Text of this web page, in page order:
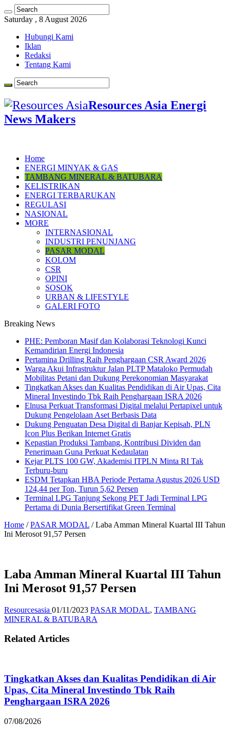
Saturday , 8 August 2026
Hubungi Kami
Iklan
Redaksi
Tentang Kami
Resources Asia Energi
News Makers
Home
ENERGI MINYAK & GAS
TAMBANG MINERAL & BATUBARA
KELISTRIKAN
ENERGI TERBARUKAN
REGULASI
NASIONAL
MORE
INTERNASIONAL
INDUSTRI PENUNJANG
PASAR MODAL
KOLOM
CSR
OPINI
SOSOK
URBAN & LIFESTYLE
GALERI FOTO
Breaking News
PHE: Pemboran Masif dan Kolaborasi Teknologi Kunci
Kemandirian Energi Indonesia
Pertamina Drilling Raih Penghargaan CSR Award 2026
Warga Akui Infrastruktur Jalan PLTP Mataloko Permudah
Mobilitas Petani dan Dukung Perekonomian Masyarakat
Tingkatkan Akses dan Kualitas Pendidikan di Air Upas, Cita
Mineral Investindo Tbk Raih Penghargaan ISRA 2026
Elnusa Perkuat Transformasi Digital melalui Pertapixel untuk
Dukung Pengelolaan Aset Berbasis Data
Dukung Penguatan Desa Digital di Banjar Kepisah, PLN
Icon Plus Berikan Internet Gratis
Kepastian Produksi Tambang, Kontribusi Dividen dan
Penerimaan Guna Perkuat Kedaulatan
Kejar PLTS 100 GW, Akademisi ITPLN Minta RI Tak
Terburu-buru
ESDM Tetapkan HBA Periode Pertama Agustus 2026 USD
124,44 per Ton, Turun 5,62 Persen
Terminal LPG Tanjung Sekong PET Jadi Terminal LPG
Pertama di Dunia Bersertifikat Green Terminal
Home / PASAR MODAL / Laba Amman Mineral Kuartal III Tahun
Ini Merosot 91,57 Persen
Laba Amman Mineral Kuartal III Tahun
Ini Merosot 91,57 Persen
Resourcesasia 01/11/2023 PASAR MODAL, TAMBANG
MINERAL & BATUBARA
Related Articles
Tingkatkan Akses dan Kualitas Pendidikan di Air
Upas, Cita Mineral Investindo Tbk Raih
Penghargaan ISRA 2026
07/08/2026